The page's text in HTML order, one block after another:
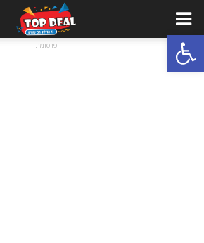
Open toolbar - פרסומת -